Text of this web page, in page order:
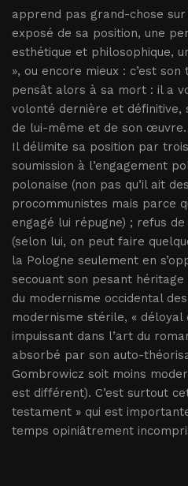
apprend pas grand-chose sur
exposé de sa position, une
esthétique et philosophique,
», ou encore mieux : c’est
pensât alors à sa mort : il a
volonté dernière et définitive,
de lui-même et de son œuvre.
Il délimite sa position par
soumission à l’engagement
polonaise (non pas qu’il ait
procommunistes mais parce
engagé lui répugne) ; refus
(selon lui, on peut faire
la Pologne seulement en
secouant son pesant
du modernisme occidental
modernisme stérile, «
impuissant dans l’art du
absorbé par son auto-
Gombrowicz soit moins
est différent). C’est surtout
testament » qui est
temps opiniâtrement